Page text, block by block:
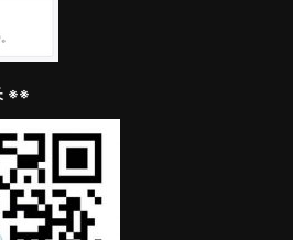
※※